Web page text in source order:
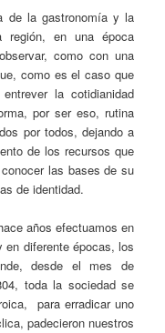
de la gastronomía y la
región, en una época
como con una
como es el caso que
la cotidianidad
por ser eso, rutina
por todos, dejando a
de los recursos que
las bases de su
de identidad.
años efectuamos en
diferente épocas, los
desde el mes de
toda la sociedad se
para erradicar uno
padecieron nuestros